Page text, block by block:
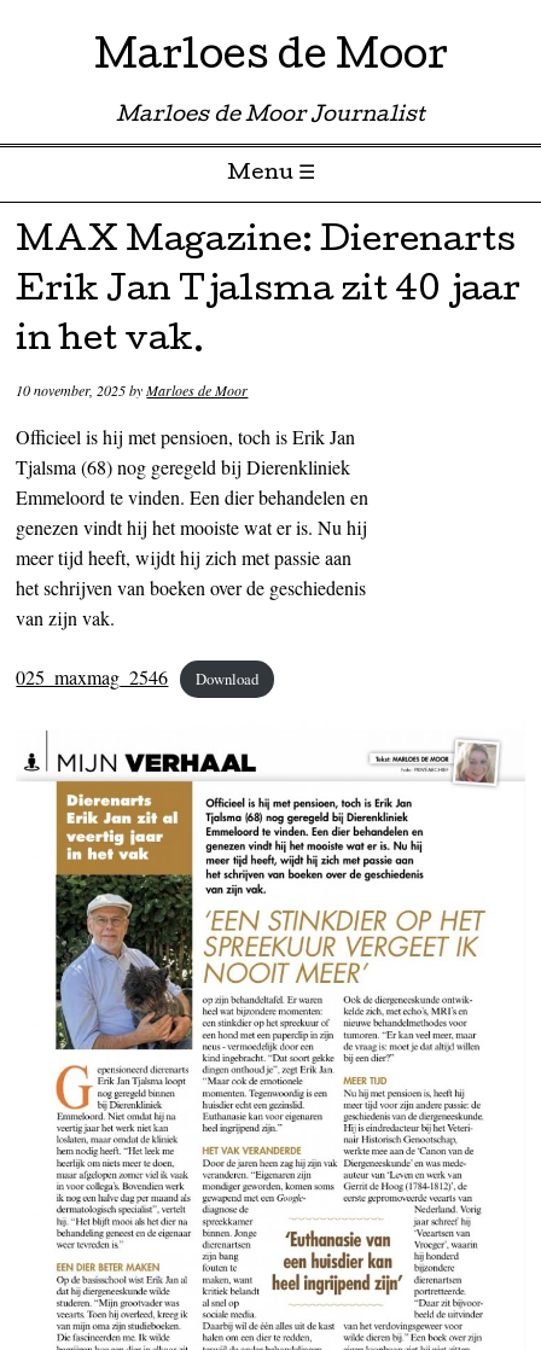
Marloes de Moor
Marloes de Moor Journalist
Menu ☰
Skip to content
MAX Magazine: Dierenarts
Erik Jan Tjalsma zit 40 jaar
in het vak.
10 november, 2025byMarloes de Moor
Officieel is hij met pensioen, toch is Erik Jan
Tjalsma (68) nog geregeld bij Dierenkliniek
Emmeloord te vinden. Een dier behandelen en
genezen vindt hij het mooiste wat er is. Nu hij
meer tijd heeft, wijdt hij zich met passie aan
het schrijven van boeken over de geschiedenis
van zijn vak.
025_maxmag_2546 Download